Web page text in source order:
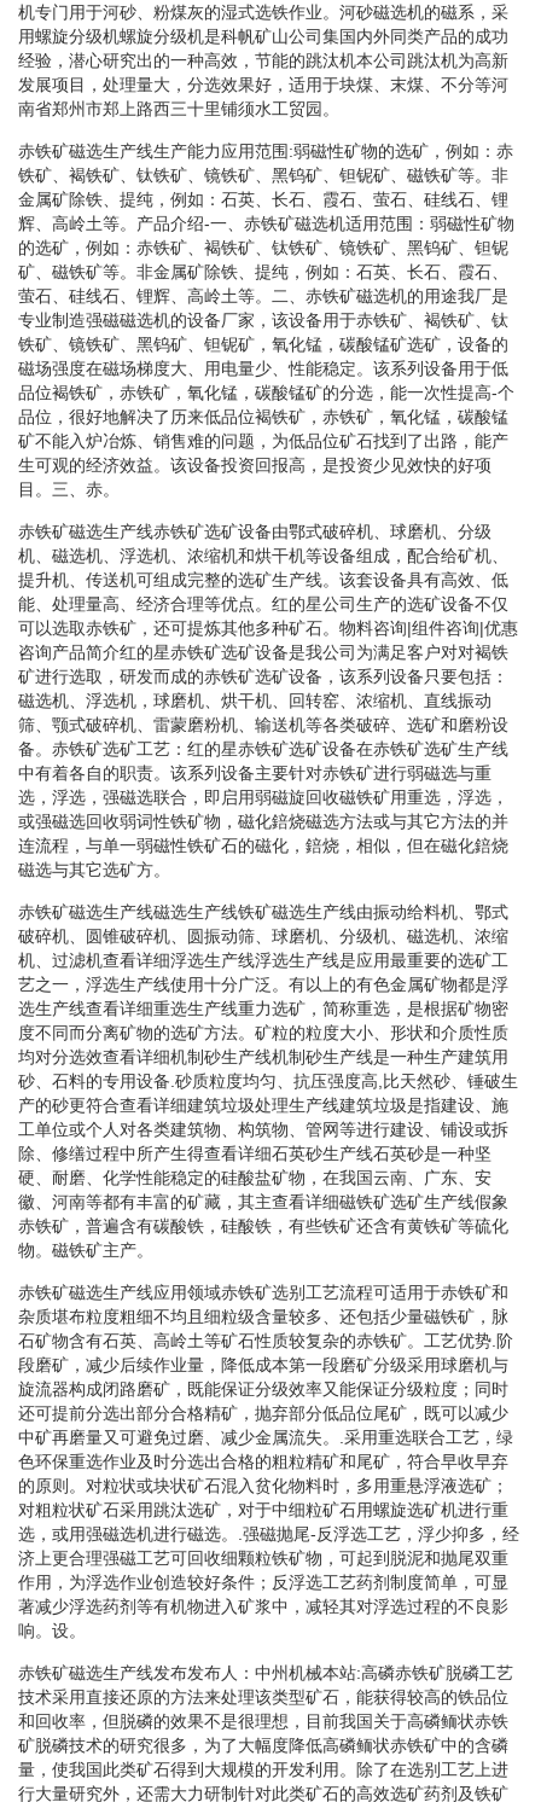
机专门用于河砂、粉煤灰的湿式选铁作业。河砂磁选机的磁系，采
用螺旋分级机螺旋分级机是科帆矿山公司集国内外同类产品的成功
经验，潜心研究出的一种高效，节能的跳汰机本公司跳汰机为高新
发展项目，处理量大，分选效果好，适用于块煤、末煤、不分等河
南省郑州市郑上路西三十里铺须水工贸园。
赤铁矿磁选生产线生产能力应用范围:弱磁性矿物的选矿，例如：赤
铁矿、褐铁矿、钛铁矿、镜铁矿、黑钨矿、钽铌矿、磁铁矿等。非
金属矿除铁、提纯，例如：石英、长石、霞石、萤石、硅线石、锂
辉、高岭土等。产品介绍-一、赤铁矿磁选机适用范围：弱磁性矿物
的选矿，例如：赤铁矿、褐铁矿、钛铁矿、镜铁矿、黑钨矿、钽铌
矿、磁铁矿等。非金属矿除铁、提纯，例如：石英、长石、霞石、
萤石、硅线石、锂辉、高岭土等。二、赤铁矿磁选机的用途我厂是
专业制造强磁磁选机的设备厂家，该设备用于赤铁矿、褐铁矿、钛
铁矿、镜铁矿、黑钨矿、钽铌矿，氧化锰，碳酸锰矿选矿，设备的
磁场强度在磁场梯度大、用电量少、性能稳定。该系列设备用于低
品位褐铁矿，赤铁矿，氧化锰，碳酸锰矿的分选，能一次性提高-个
品位，很好地解决了历来低品位褐铁矿，赤铁矿，氧化锰，碳酸锰
矿不能入炉冶炼、销售难的问题，为低品位矿石找到了出路，能产
生可观的经济效益。该设备投资回报高，是投资少见效快的好项
目。三、赤。
赤铁矿磁选生产线赤铁矿选矿设备由鄂式破碎机、球磨机、分级
机、磁选机、浮选机、浓缩机和烘干机等设备组成，配合给矿机、
提升机、传送机可组成完整的选矿生产线。该套设备具有高效、低
能、处理量高、经济合理等优点。红的星公司生产的选矿设备不仅
可以选取赤铁矿，还可提炼其他多种矿石。物料咨询|组件咨询|优惠
咨询产品简介红的星赤铁矿选矿设备是我公司为满足客户对对褐铁
矿进行选取，研发而成的赤铁矿选矿设备，该系列设备只要包括：
磁选机、浮选机，球磨机、烘干机、回转窑、浓缩机、直线振动
筛、颚式破碎机、雷蒙磨粉机、输送机等各类破碎、选矿和磨粉设
备。赤铁矿选矿工艺：红的星赤铁矿选矿设备在赤铁矿选矿生产线
中有着各自的职责。该系列设备主要针对赤铁矿进行弱磁选与重
选，浮选，强磁选联合，即启用弱磁旋回收磁铁矿用重选，浮选，
或强磁选回收弱词性铁矿物，磁化錇烧磁选方法或与其它方法的并
连流程，与单一弱磁性铁矿石的磁化，錇烧，相似，但在磁化錇烧
磁选与其它选矿方。
赤铁矿磁选生产线磁选生产线铁矿磁选生产线由振动给料机、鄂式
破碎机、圆锥破碎机、圆振动筛、球磨机、分级机、磁选机、浓缩
机、过滤机查看详细浮选生产线浮选生产线是应用最重要的选矿工
艺之一，浮选生产线使用十分广泛。有以上的有色金属矿物都是浮
选生产线查看详细重选生产线重力选矿，简称重选，是根据矿物密
度不同而分离矿物的选矿方法。矿粒的粒度大小、形状和介质性质
均对分选效查看详细机制砂生产线机制砂生产线是一种生产建筑用
砂、石料的专用设备.砂质粒度均匀、抗压强度高,比天然砂、锤破生
产的砂更符合查看详细建筑垃圾处理生产线建筑垃圾是指建设、施
工单位或个人对各类建筑物、构筑物、管网等进行建设、铺设或拆
除、修缮过程中所产生得查看详细石英砂生产线石英砂是一种坚
硬、耐磨、化学性能稳定的硅酸盐矿物，在我国云南、广东、安
徽、河南等都有丰富的矿藏，其主查看详细磁铁矿选矿生产线假象
赤铁矿，普遍含有碳酸铁，硅酸铁，有些铁矿还含有黄铁矿等硫化
物。磁铁矿主产。
赤铁矿磁选生产线应用领域赤铁矿选别工艺流程可适用于赤铁矿和
杂质堪布粒度粗细不均且细粒级含量较多、还包括少量磁铁矿，脉
石矿物含有石英、高岭土等矿石性质较复杂的赤铁矿。工艺优势.阶
段磨矿，减少后续作业量，降低成本第一段磨矿分级采用球磨机与
旋流器构成闭路磨矿，既能保证分级效率又能保证分级粒度；同时
还可提前分选出部分合格精矿，抛弃部分低品位尾矿，既可以减少
中矿再磨量又可避免过磨、减少金属流失。.采用重选联合工艺，绿
色环保重选作业及时分选出合格的粗粒精矿和尾矿，符合早收早弃
的原则。对粒状或块状矿石混入贫化物料时，多用重悬浮液选矿；
对粗粒状矿石采用跳汰选矿，对于中细粒矿石用螺旋选矿机进行重
选，或用强磁选机进行磁选。.强磁抛尾-反浮选工艺，浮少抑多，经
济上更合理强磁工艺可回收细颗粒铁矿物，可起到脱泥和抛尾双重
作用，为浮选作业创造较好条件；反浮选工艺药剂制度简单，可显
著减少浮选药剂等有机物进入矿浆中，减轻其对浮选过程的不良影
响。设。
赤铁矿磁选生产线发布发布人：中州机械本站:高磷赤铁矿脱磷工艺
技术采用直接还原的方法来处理该类型矿石，能获得较高的铁品位
和回收率，但脱磷的效果不是很理想，目前我国关于高磷鲕状赤铁
矿脱磷技术的研究很多，为了大幅度降低高磷鲕状赤铁矿中的含磷
量，使我国此类矿石得到大规模的开发利用。除了在选别工艺上进
行大量研究外，还需大力研制针对此类矿石的高效选矿药剂及铁矿